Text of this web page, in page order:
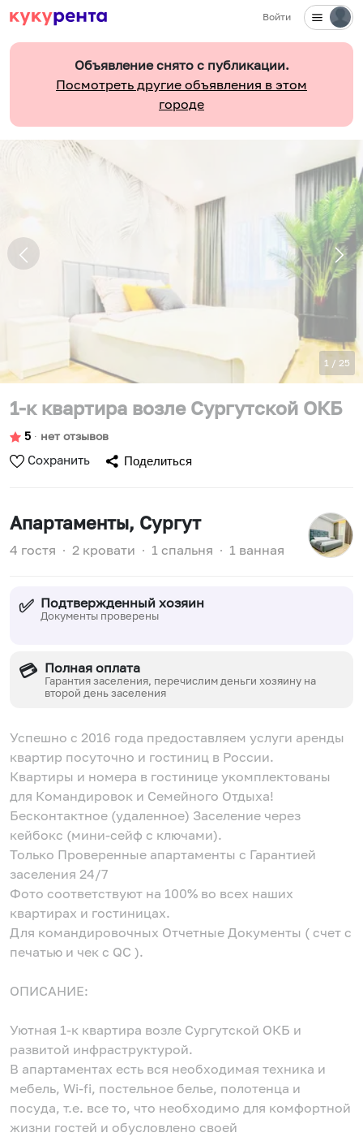
Войти
Объявление снято с публикации.
Посмотреть другие объявления в этом
городе
1 / 25
1-к квартира возле Сургутской ОКБ
5 ∙ нет отзывов
Сохранить Поделиться
Апартаменты, Сургут
4 гостя ∙ 2 кровати ∙ 1 спальня ∙ 1 ванная
✅ Подтвержденный хозяин
Документы проверены
💳 Полная оплата
Гарантия заселения, перечислим деньги хозяину на
второй день заселения
Успешно c 2016 года предоставляем услуги аренды
квартир посуточно и гостиниц в России.
Квартиры и номера в гостинице укомплектованы
для Командировок и Семейного Отдыха!
Бесконтактное (удаленное) Заселение через
кейбокс (мини-сейф с ключами).
Только Проверенные апартаменты с Гарантией
заселения 24/7
Фото соответствуют на 100% во всех наших
квартирах и гостиницах.
Для командировочных Отчетные Документы ( счет с
печатью и чек с QC ).
ОПИСАНИЕ:
Уютная 1-к квартира возле Сургутской ОКБ и
развитой инфраструктурой.
В апартаментах есть вся необходимая техника и
мебель, Wi-fi, постельное белье, полотенца и
посуда, т.е. все то, что необходимо для комфортной
жизни гостей и обусловлено своей